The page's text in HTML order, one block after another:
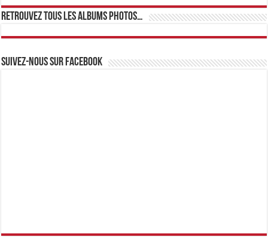
Retrouvez tous les albums photos…
Suivez-nous sur Facebook